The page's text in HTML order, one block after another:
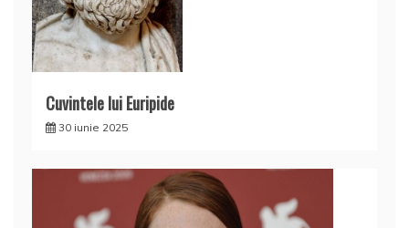
Cuvintele lui Euripide
30 iunie 2025